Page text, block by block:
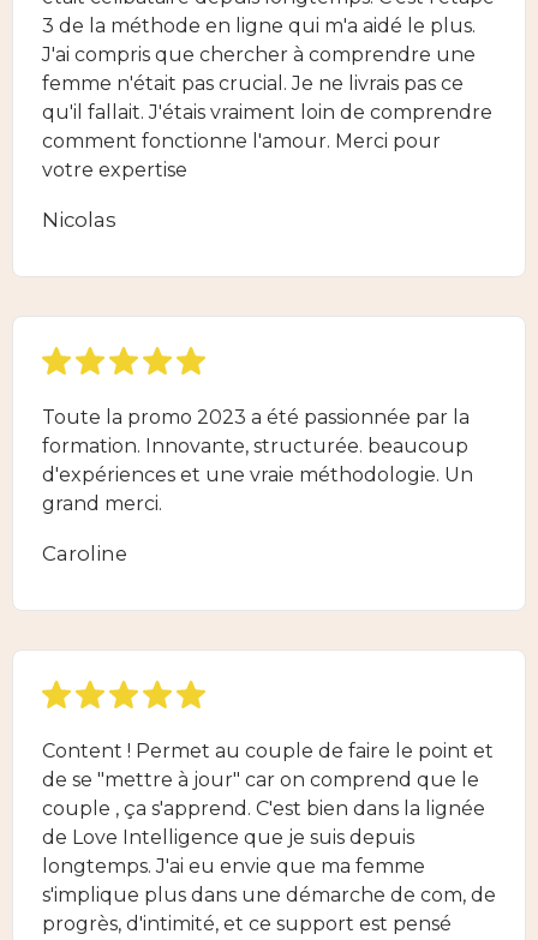
3 de la méthode en ligne qui m'a aidé le plus.
J'ai compris que chercher à comprendre une
femme n'était pas crucial. Je ne livrais pas ce
qu'il fallait. J'étais vraiment loin de comprendre
comment fonctionne l'amour. Merci pour
votre expertise
Nicolas
Toute la promo 2023 a été passionnée par la
formation. Innovante, structurée. beaucoup
d'expériences et une vraie méthodologie. Un
grand merci.
Caroline
Content ! Permet au couple de faire le point et
de se "mettre à jour" car on comprend que le
couple , ça s'apprend. C'est bien dans la lignée
de Love Intelligence que je suis depuis
longtemps. J'ai eu envie que ma femme
s'implique plus dans une démarche de com, de
progrès, d'intimité, et ce support est pensé